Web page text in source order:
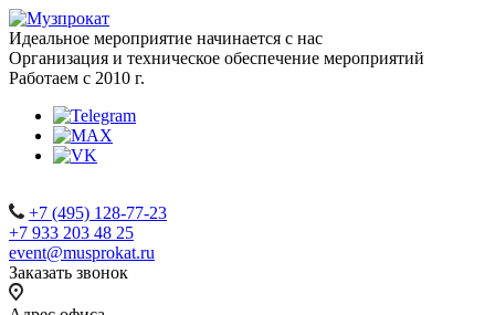
Идеальное мероприятие начинается с нас
Организация и техническое обеспечение мероприятий
Работаем с 2010 г.
+7 (495) 128-77-23
+7 933 203 48 25
event@musprokat.ru
Заказать звонок